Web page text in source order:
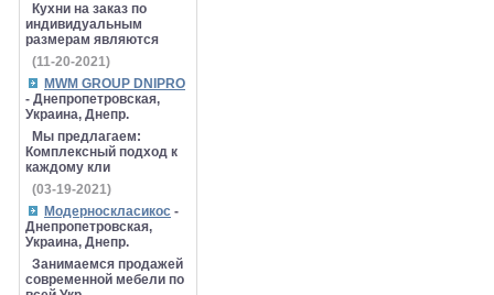
Кухни на заказ по
индивидуальным
размерам являются
(11-20-2021)
MWM GROUP DNIPRO
- Днепропетровская,
Украина, Днепр.
Мы предлагаем:
Комплексный подход к
каждому кли
(03-19-2021)
Модерноскласикос -
Днепропетровская,
Украина, Днепр.
Занимаемся продажей
современной мебели по